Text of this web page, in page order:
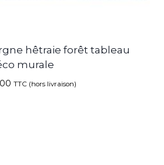
hêtraie forêt tableau
murale
TTC (hors livraison)